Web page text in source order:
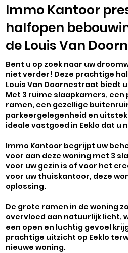
Immo Kantoor
halfopen
de Louis Van
Bent u op zoek naar uw
niet verder! Deze prachtige
Louis Van Doornestraat biedt
Met 3 ruime slaapkamers,
ramen, een gezellige
parkeergelegenheid en
ideale vastgoed in Eeklo dat u
Immo Kantoor begrijpt uw
voor aan deze woning met 3
voor uw gezin is of voor het
voor uw thuiskantoor, deze
oplossing.
De grote ramen in de woning
overvloed aan natuurlijk licht,
een open en luchtig gevoel
prachtige uitzicht op Eeklo
nieuwe woning.